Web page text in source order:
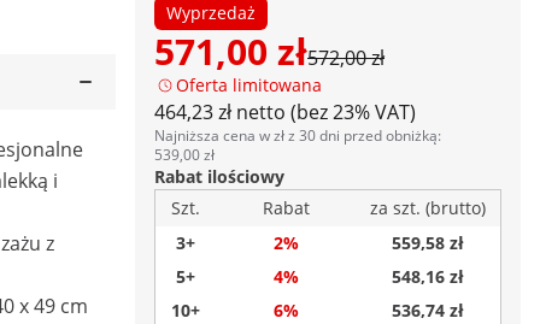
Wyprzedaż
571,00 zł572,00 zł
Oferta limitowana
464,23 zł netto (bez 23% VAT)
Najniższa cena w zł z 30 dni przed obniżką:
539,00 zł
Rabat ilościowy
Szt.
Rabat
za szt. (brutto)
3+
2%
559,58 zł
5+
4%
548,16 zł
10+
6%
536,74 zł
i
z
x 49 cm